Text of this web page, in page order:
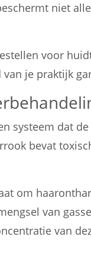
niet
voor
je praktijk
systeem dat
bevat
om
van
van